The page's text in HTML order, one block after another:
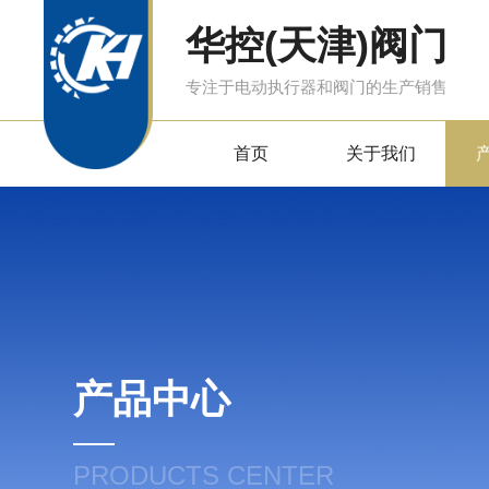
华控(天津)阀门
专注于电动执行器和阀门的生产销售
首页 关于我们
产品中心
PRODUCTS CENTER